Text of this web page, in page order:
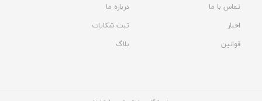
تماس با ما
درباره ما
اخبار
ثبت شکایات
قوانین
بلاگ